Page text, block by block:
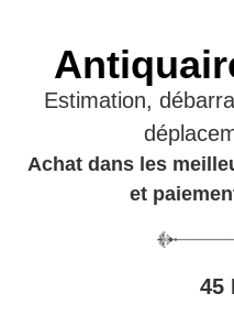
Estimation,
Achat dans les
et
45